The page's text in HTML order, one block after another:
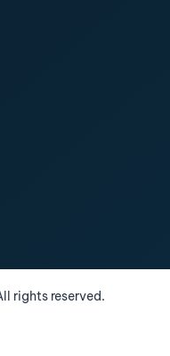
rights reserved.